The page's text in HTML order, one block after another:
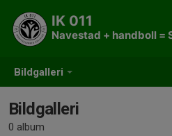
Bildgalleri
IK 011
Navestad + handboll =
Bildgalleri
0 album